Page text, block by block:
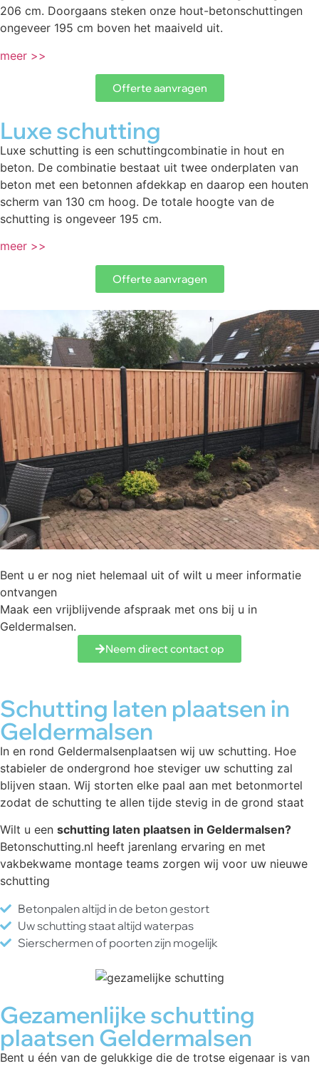
206 cm. Doorgaans steken onze hout-betonschuttingen
ongeveer 195 cm boven het maaiveld uit.
meer >>
Offerte aanvragen
Luxe schutting
Luxe schutting is een schuttingcombinatie in hout en
beton. De combinatie bestaat uit twee onderplaten van
beton met een betonnen afdekkap en daarop een houten
scherm van 130 cm hoog. De totale hoogte van de
schutting is ongeveer 195 cm.
meer >>
Offerte aanvragen
Bent u er nog niet helemaal uit of wilt u meer informatie
ontvangen
Maak een vrijblijvende afspraak met ons bij u in
Geldermalsen.
Neem direct contact op
Schutting laten plaatsen in
Geldermalsen
In en rond Geldermalsenplaatsen wij uw schutting. Hoe
stabieler de ondergrond hoe steviger uw schutting zal
blijven staan. Wij storten elke paal aan met betonmortel
zodat de schutting te allen tijde stevig in de grond staat
Wilt u een schutting laten plaatsen in Geldermalsen?
Betonschutting.nl heeft jarenlang ervaring en met
vakbekwame montage teams zorgen wij voor uw nieuwe
schutting
Betonpalen altijd in de beton gestort
Uw schutting staat altijd waterpas
Sierschermen of poorten zijn mogelijk
Gezamenlijke schutting
plaatsen Geldermalsen
Bent u één van de gelukkige die de trotse eigenaar is van